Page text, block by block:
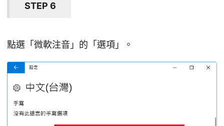
STEP 6
點選「微軟注音」的「選項」。